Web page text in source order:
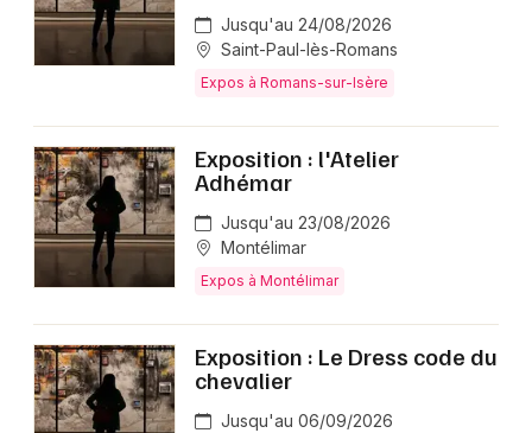
Jusqu'au 24/08/2026
Saint-Paul-lès-Romans
Expos à Romans-sur-Isère
Exposition : l'Atelier
Adhémar
Jusqu'au 23/08/2026
Montélimar
Expos à Montélimar
Exposition : Le Dress code du
chevalier
Jusqu'au 06/09/2026